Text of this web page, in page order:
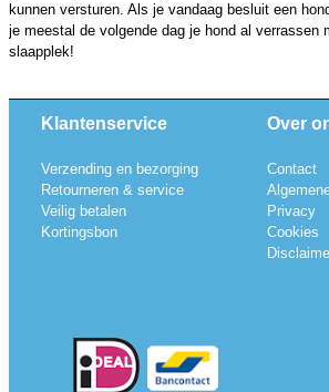
kunnen versturen. Als je vandaag besluit een
je meestal de volgende dag je hond al verrassen
slaapplek!
Klantenservice
Verzending en bezorging
Retourneren & service
Veilig betalen
Kortingsbon
Over
Contact
Privacy
Cookies